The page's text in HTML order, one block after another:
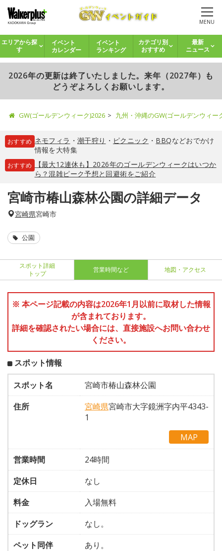
MENU
エリアから探
す
イベント
カレンダー
イベント
ランキング
カテゴリ別
おすすめ
最新
ニュース
2026年の更新は終了いたしました。来年（2027年）も
どうぞよろしくお願いします。
GW(ゴールデンウィーク)2026 九州・沖縄のGW(ゴールデンウィ
おすすめ ネモフィラ ・ 潮干狩り ・ ピクニック ・ BBQなどおでかけ
情報を大特集
おすすめ
【最大12連休も】2026年のゴールデンウィークはいつか
ら？混雑ピーク予想と回避術をご紹介
宮崎市椿山森林公園の詳細データ
宮崎県宮崎市
公園
スポット詳細
トップ
営業時間など 地図・アクセス
※ 本ページ記載の内容は2026年1月以前に取材した情報
が含まれております。
詳細を確認されたい場合には、直接施設へお問い合わせ
ください。
スポット情報
スポット名
宮崎市椿山森林公園
住所
宮崎県宮崎市大字鏡洲字内平4343-
1
MAP
営業時間
24時間
定休日
なし
料金
入場無料
ドッグラン
なし。
ペット同伴
あり。